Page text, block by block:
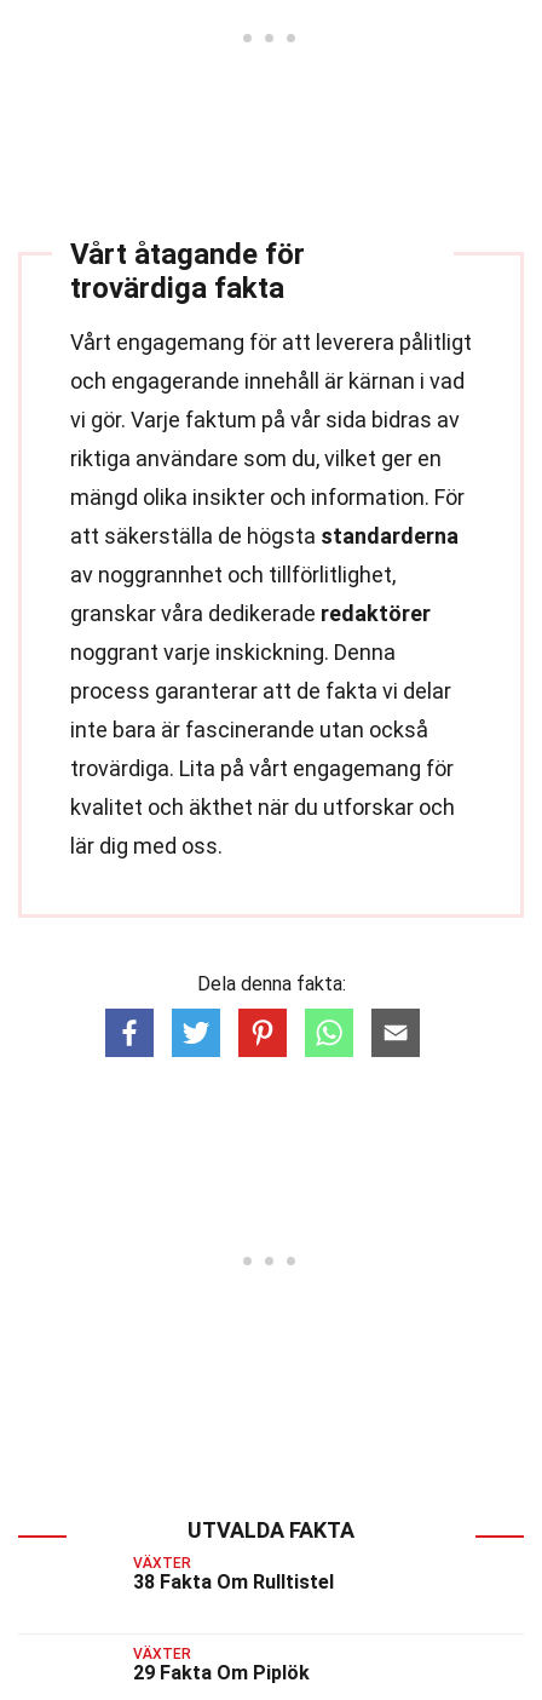
Vårt åtagande för
trovärdiga fakta
Vårt engagemang för att leverera pålitligt
och engagerande innehåll är kärnan i vad
vi gör. Varje faktum på vår sida bidras av
riktiga användare som du, vilket ger en
mängd olika insikter och information. För
att säkerställa de högsta standarderna
av noggrannhet och tillförlitlighet,
granskar våra dedikerade redaktörer
noggrant varje inskickning. Denna
process garanterar att de fakta vi delar
inte bara är fascinerande utan också
trovärdiga. Lita på vårt engagemang för
kvalitet och äkthet när du utforskar och
lär dig med oss.
Dela denna fakta:
UTVALDA FAKTA
VÄXTER
38 Fakta Om Rulltistel
VÄXTER
29 Fakta Om Piplök